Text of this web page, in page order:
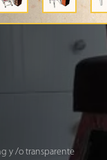
y /o transparente